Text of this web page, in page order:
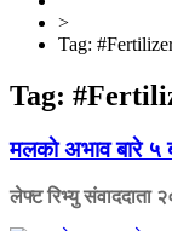
>
Tag:
Tag:
मलकाे अभाव बारे ५
लेफ्ट रिभ्यु संवाददाता